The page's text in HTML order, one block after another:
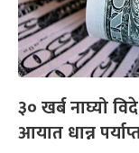
३० खर्ब नाघ्यो
आयात धान्न